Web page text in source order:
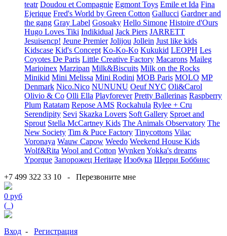
teatr Doudou et Compagnie Egmont Toys Emile et Ida Fina
Ejerique Fred's World by Green Cotton Gallucci Gardner and
the gang Gray Label Gosoaky Hello Simone Histoire d'Ours
Hugo Loves Tiki Indikidual Jack Piers JARRETT
Jesuisencp! Jeune Premier Jolijou Jollein Just like kids
Kidscase Kid's Concept Ko-Ko-Ko Kukukid LEOPH Les
Coyotes De Paris Little Creative Factory Macarons Maileg
Marioinex Marzipan Milk&Biscuits Milk on the Rocks
Minikid Mini Melissa Mini Rodini MOB Paris MOLO MP
Denmark Nico.Nico NUNUNU Oeuf NYC Oli&Carol
Olivio & Co Olli Ella Playforever Pretty Ballerinas Raspberry
Plum Ratatam Repose AMS Rockahula Rylee + Cru
Serendipity Sevi Skazka Lovers Soft Gallery Sproet and
Sprout Stella McCartney Kids The Animals Observatory The
New Society Tim & Puce Factory Tinycottons Vilac
Voronaya Wauw Capow Weedo Weekend House Kids
Wolf&Rita Wool and Cotton Wynken Yokka's dreams
Yporque Запорожец Heritage Изобука Шерри Боббинс
+7 499 322 33 10 - Перезвоните мне
0 руб
( )
Вход - Регистрация